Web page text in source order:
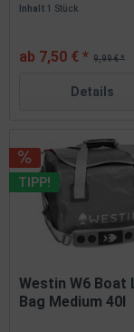
Inhalt1 Stück
9,99 € *
ab 7,50 € *
Details
TIPP!
Westin W6 Boat
Bag Medium 40l